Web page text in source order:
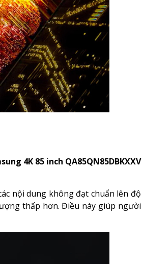
4K 85 inch QA85QN85DBKXXV
nội dung không đạt chuẩn lên độ
thấp hơn. Điều này giúp người